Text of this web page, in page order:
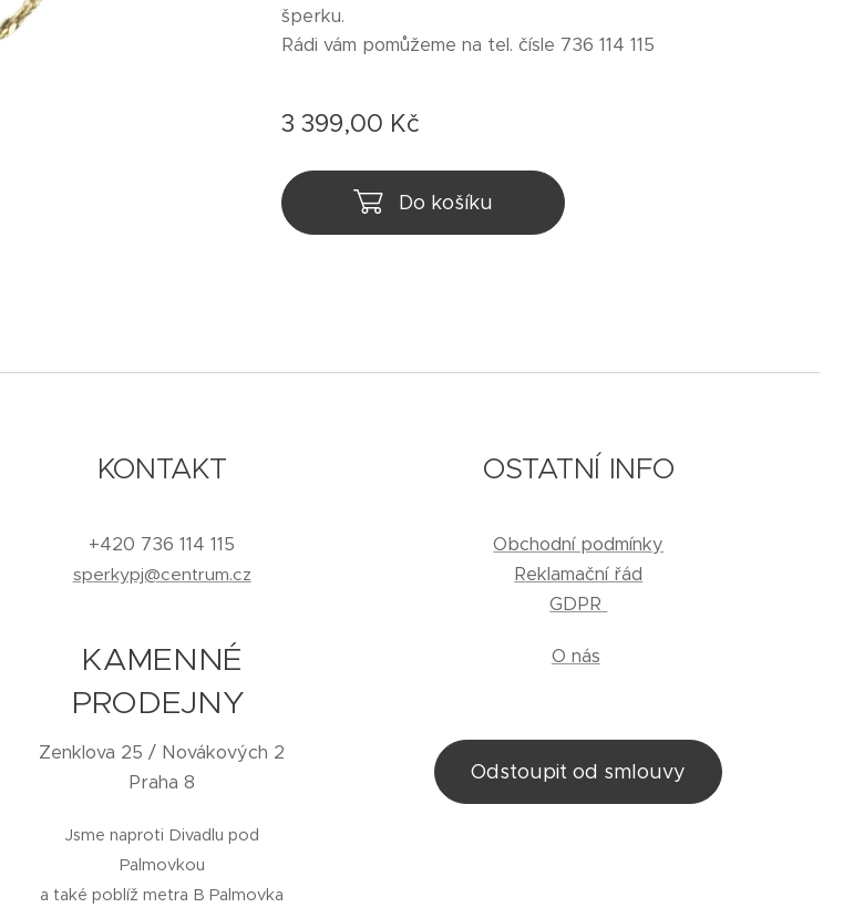
šperku.
Rádi vám pomůžeme na tel. čísle 736 114 115
3 399,00 Kč
Do košíku
KONTAKT
+420 736 114 115
sperkypj@centrum.cz
KAMENNÉ
PRODEJNY
Zenklova 25 / Novákových 2
Praha 8
Jsme naproti Divadlu pod
Palmovkou
a také poblíž metra B Palmovka
OSTATNÍ INFO
Obchodní podmínky
Reklamační řád
GDPR
O nás
Odstoupit od smlouvy